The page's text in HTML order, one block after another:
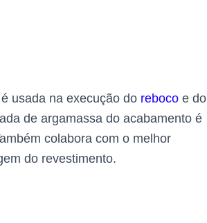
usada na execução do reboco e do
de argamassa do acabamento é
colabora com o melhor
do revestimento.